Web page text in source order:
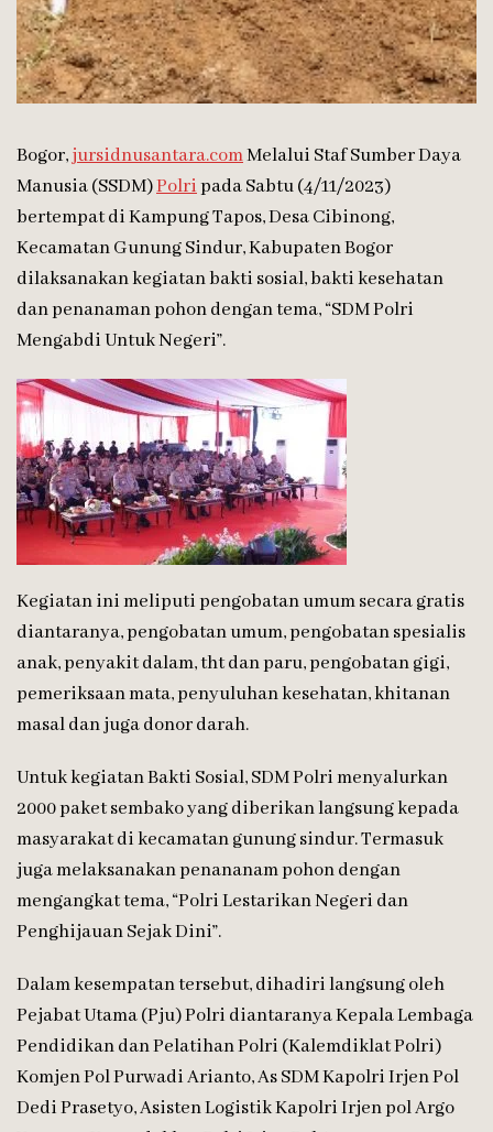
Bogor,jursidnusantara.comMelalui Staf Sumber Daya
Manusia (SSDM)Polripada Sabtu (4/11/2023)
bertempat di Kampung Tapos, Desa Cibinong,
Kecamatan Gunung Sindur, Kabupaten Bogor
dilaksanakan kegiatan bakti sosial, bakti kesehatan
dan penanaman pohon dengan tema, “SDM Polri
Mengabdi Untuk Negeri”.
Kegiatan ini meliputi pengobatan umum secara gratis
diantaranya, pengobatan umum, pengobatan spesialis
anak, penyakit dalam, tht dan paru, pengobatan gigi,
pemeriksaan mata, penyuluhan kesehatan, khitanan
masal dan juga donor darah.
Untuk kegiatan Bakti Sosial, SDM Polri menyalurkan
2000 paket sembako yang diberikan langsung kepada
masyarakat di kecamatan gunung sindur. Termasuk
juga melaksanakan penananam pohon dengan
mengangkat tema, “Polri Lestarikan Negeri dan
Penghijauan Sejak Dini”.
Dalam kesempatan tersebut, dihadiri langsung oleh
Pejabat Utama (Pju) Polri diantaranya Kepala Lembaga
Pendidikan dan Pelatihan Polri (Kalemdiklat Polri)
Komjen Pol Purwadi Arianto, As SDM Kapolri Irjen Pol
Dedi Prasetyo, Asisten Logistik Kapolri Irjen pol Argo